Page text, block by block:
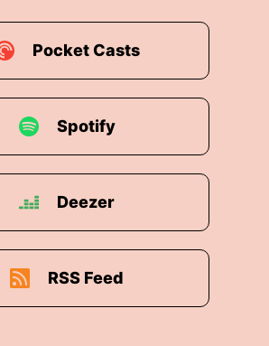
Pocket Casts
Spotify
Deezer
RSS Feed